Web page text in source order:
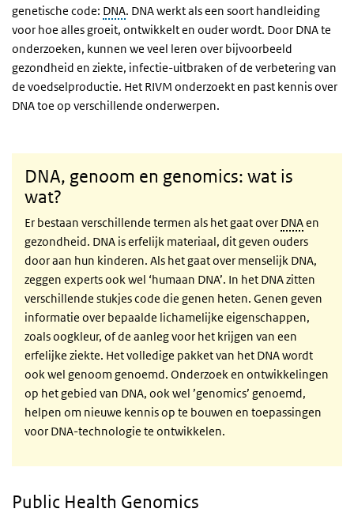
genetische code: DNA. DNA werkt als een soort handleiding
voor hoe alles groeit, ontwikkelt en ouder wordt. Door DNA te
onderzoeken, kunnen we veel leren over bijvoorbeeld
gezondheid en ziekte, infectie-uitbraken of de verbetering van
de voedselproductie. Het RIVM onderzoekt en past kennis over
DNA toe op verschillende onderwerpen.
DNA, genoom en genomics: wat is
wat?
Er bestaan verschillende termen als het gaat over DNAen
gezondheid. DNA is erfelijk materiaal, dit geven ouders
door aan hun kinderen. Als het gaat over menselijk DNA,
zeggen experts ook wel ‘humaan DNA’. In het DNA zitten
verschillende stukjes code die genen heten. Genen geven
informatie over bepaalde lichamelijke eigenschappen,
zoals oogkleur, of de aanleg voor het krijgen van een
erfelijke ziekte. Het volledige pakket van het DNA wordt
ook wel genoom genoemd. Onderzoek en ontwikkelingen
op het gebied van DNA, ook wel ’genomics’ genoemd,
helpen om nieuwe kennis op te bouwen en toepassingen
voor DNA-technologie te ontwikkelen.
Public Health Genomics